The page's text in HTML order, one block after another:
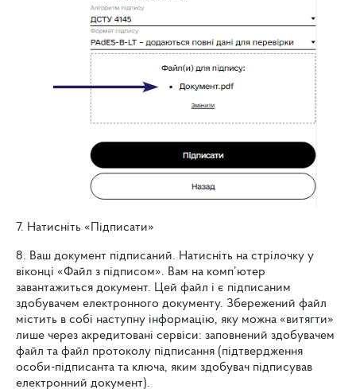
7. Натисніть «Підписати»
8. Ваш документ підписаний. Натисніть на стрілочку у
віконці «Файл з підписом». Вам на комп’ютер
завантажиться документ. Цей файл і є підписаним
здобувачем електронного документу. Збережений файл
містить в собі наступну інформацію, яку можна «витягти»
лише через акредитовані сервіси: заповнений здобувачем
файл та файл протоколу підписання (підтвердження
особи-підписанта та ключа, яким здобувач підписував
електронний документ).